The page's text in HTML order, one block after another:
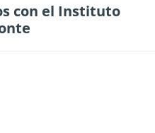
con el Instituto